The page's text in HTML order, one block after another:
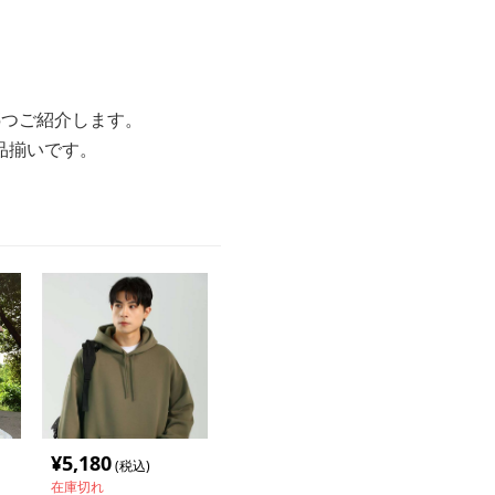
ご紹介します。
いです。
¥5,180(税込)
在庫切れ